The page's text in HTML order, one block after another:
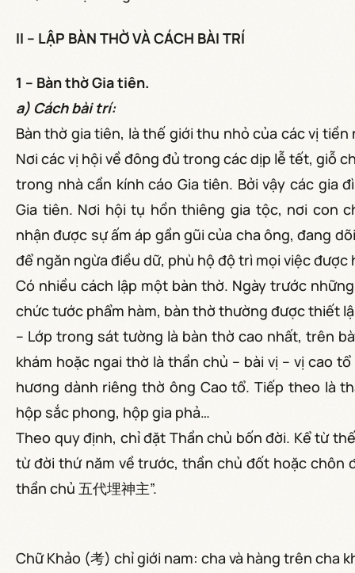
II – LẬP BÀN THỜ VÀ CÁCH BÀI TRÍ
1 – Bàn thờ Gia tiên.
a) Cách bài trí:
Bàn thờ gia tiên, là thế giới thu nhỏ của các vị
Nơi các vị hội về đông đủ trong các dịp lễ tết, giỗ
trong nhà cần kính cáo Gia tiên. Bởi vậy các gia
Gia tiên. Nơi hội tụ hồn thiêng gia tộc, nơi con
nhận được sự ấm áp gần gũi của cha ông, đang
để ngăn ngừa điều dữ, phù hộ độ trì mọi việc được
Có nhiều cách lập một bàn thờ. Ngày trước
chức tước phẩm hàm, bàn thờ thường được thiết
– Lớp trong sát tường là bàn thờ cao nhất, trên
khám hoặc ngai thờ là thần chủ – bài vị – vị cao
hương dành riêng thờ ông Cao tổ. Tiếp theo là
hộp sắc phong, hộp gia phả…
Theo quy định, chỉ đặt Thần chủ bốn đời. Kể từ
từ đời thứ năm về trước, thần chủ đốt hoặc chôn
thần chủ 五代埋神主”.
Chữ Khảo (考) chỉ giới nam: cha và hàng trên cha